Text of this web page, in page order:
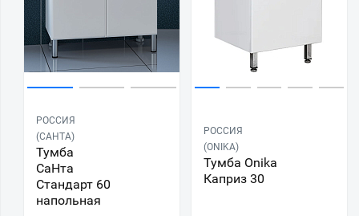
РОССИЯ
(САНТА)
Тумба
СаНта
Стандарт 60
напольная
РОССИЯ
(ONIKA)
Тумба Onika
Каприз 30